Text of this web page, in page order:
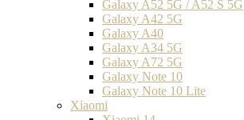
Galaxy A52 5G / A52 S 5G
Galaxy A42 5G
Galaxy A40
Galaxy A34 5G
Galaxy A72 5G
Galaxy Note 10
Galaxy Note 10 Lite
Xiaomi